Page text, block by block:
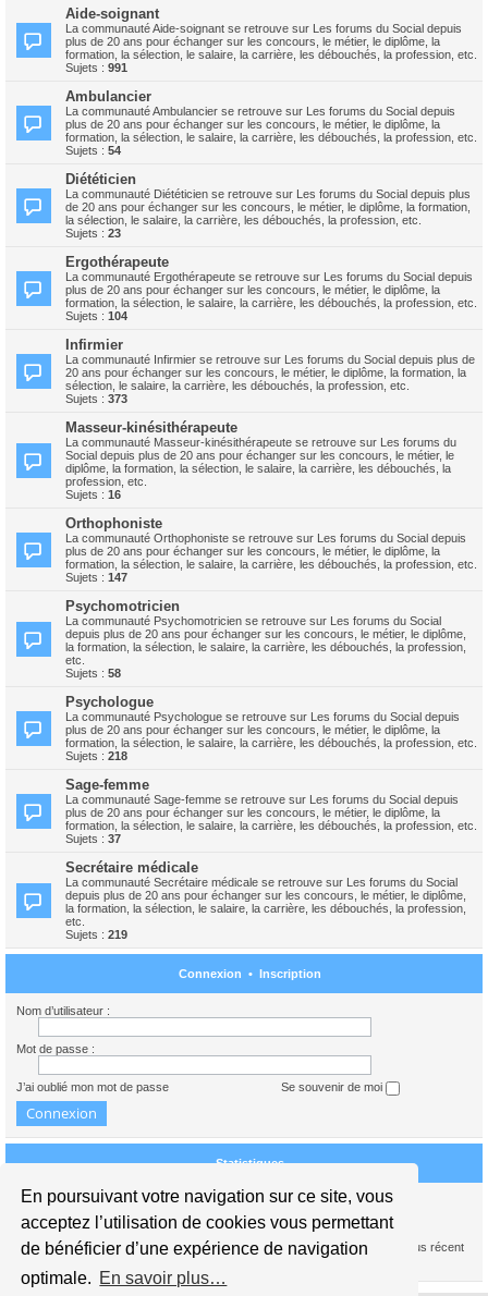
En poursuivant votre navigation sur ce site, vous
acceptez l’utilisation de cookies vous permettant
de bénéficier d’une expérience de navigation
optimale. En savoir plus…
Aide-soignant
La communauté Aide-soignant se retrouve sur Les forums du Social depuis
plus de 20 ans pour échanger sur les concours, le métier, le diplôme, la
formation, la sélection, le salaire, la carrière, les débouchés, la profession, etc.
Sujets : 991
Ambulancier
La communauté Ambulancier se retrouve sur Les forums du Social depuis
plus de 20 ans pour échanger sur les concours, le métier, le diplôme, la
formation, la sélection, le salaire, la carrière, les débouchés, la profession, etc.
Sujets : 54
Diététicien
La communauté Diététicien se retrouve sur Les forums du Social depuis plus
de 20 ans pour échanger sur les concours, le métier, le diplôme, la formation,
la sélection, le salaire, la carrière, les débouchés, la profession, etc.
Sujets : 23
Ergothérapeute
La communauté Ergothérapeute se retrouve sur Les forums du Social depuis
plus de 20 ans pour échanger sur les concours, le métier, le diplôme, la
formation, la sélection, le salaire, la carrière, les débouchés, la profession, etc.
Sujets : 104
Infirmier
La communauté Infirmier se retrouve sur Les forums du Social depuis plus de
20 ans pour échanger sur les concours, le métier, le diplôme, la formation, la
sélection, le salaire, la carrière, les débouchés, la profession, etc.
Sujets : 373
Masseur-kinésithérapeute
La communauté Masseur-kinésithérapeute se retrouve sur Les forums du
Social depuis plus de 20 ans pour échanger sur les concours, le métier, le
diplôme, la formation, la sélection, le salaire, la carrière, les débouchés, la
profession, etc.
Sujets : 16
Orthophoniste
La communauté Orthophoniste se retrouve sur Les forums du Social depuis
plus de 20 ans pour échanger sur les concours, le métier, le diplôme, la
formation, la sélection, le salaire, la carrière, les débouchés, la profession, etc.
Sujets : 147
Psychomotricien
La communauté Psychomotricien se retrouve sur Les forums du Social
depuis plus de 20 ans pour échanger sur les concours, le métier, le diplôme,
la formation, la sélection, le salaire, la carrière, les débouchés, la profession,
etc.
Sujets : 58
Psychologue
La communauté Psychologue se retrouve sur Les forums du Social depuis
plus de 20 ans pour échanger sur les concours, le métier, le diplôme, la
formation, la sélection, le salaire, la carrière, les débouchés, la profession, etc.
Sujets : 218
Sage-femme
La communauté Sage-femme se retrouve sur Les forums du Social depuis
plus de 20 ans pour échanger sur les concours, le métier, le diplôme, la
formation, la sélection, le salaire, la carrière, les débouchés, la profession, etc.
Sujets : 37
Secrétaire médicale
La communauté Secrétaire médicale se retrouve sur Les forums du Social
depuis plus de 20 ans pour échanger sur les concours, le métier, le diplôme,
la formation, la sélection, le salaire, la carrière, les débouchés, la profession,
etc.
Sujets : 219
Connexion • Inscription
Nom d’utilisateur :
Mot de passe :
J’ai oublié mon mot de passe Se souvenir de moi
Statistiques
Nous sommes le 08 août 2026 16:39
1739386messages •245441 sujets •15941membres • Notre membre le plus récent